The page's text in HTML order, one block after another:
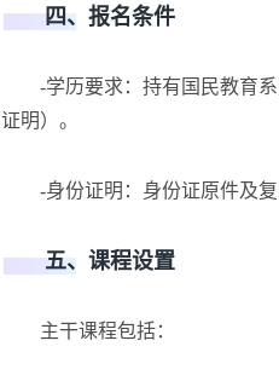
四、报名条件
-学历要求：持有国民教育系
证明）。
-身份证明：身份证原件及复
五、课程设置
主干课程包括：